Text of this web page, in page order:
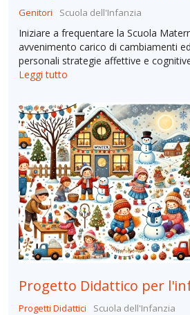
Genitori Scuola dell'Infanzia
Iniziare a frequentare la Scuola
avvenimento carico di cambiamenti
personali strategie affettive e
Leggi tutto
Progetto Didattico per
Progetti Didattici Scuola dell'Infanzia